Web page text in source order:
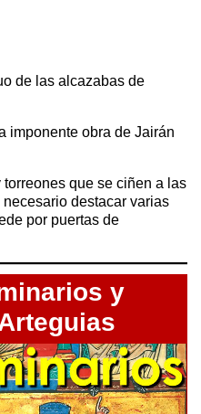
de las alcazabas de
imponente obra de Jairán
que se ciñen a las
destacar varias
por puertas de
y